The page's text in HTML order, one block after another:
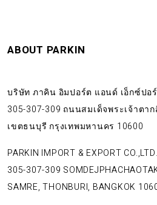
ABOUT PARKIN
บริษัท ภาคิน อิมปอร์ต แอนด์ เอ็กซ์ปอ
305-307-309 ถนนสมเด็จพระเจ้าตา
เขตธนบุรี กรุงเทพมหานคร 10600
PARKIN IMPORT & EXPORT CO.,LTD.
305-307-309
SAMRE, THONBURI, BANGKOK